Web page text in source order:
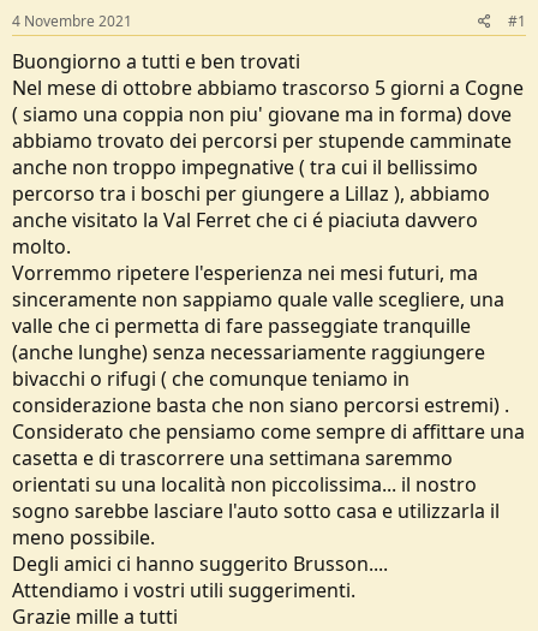
D
i
s
u
s
s
i
o
n
e
z
i
4 Novembre 2021 #1
Buongiorno a tutti e ben trovati
Nel mese di ottobre abbiamo trascorso 5 giorni a Cogne
( siamo una coppia non piu' giovane ma in forma) dove
abbiamo trovato dei percorsi per stupende camminate
anche non troppo impegnative ( tra cui il bellissimo
percorso tra i boschi per giungere a Lillaz ), abbiamo
anche visitato la Val Ferret che ci é piaciuta davvero
molto.
Vorremmo ripetere l'esperienza nei mesi futuri, ma
sinceramente non sappiamo quale valle scegliere, una
valle che ci permetta di fare passeggiate tranquille
(anche lunghe) senza necessariamente raggiungere
bivacchi o rifugi ( che comunque teniamo in
considerazione basta che non siano percorsi estremi) .
Considerato che pensiamo come sempre di affittare una
casetta e di trascorrere una settimana saremmo
orientati su una località non piccolissima... il nostro
sogno sarebbe lasciare l'auto sotto casa e utilizzarla il
meno possibile.
Degli amici ci hanno suggerito Brusson....
Attendiamo i vostri utili suggerimenti.
Grazie mille a tutti